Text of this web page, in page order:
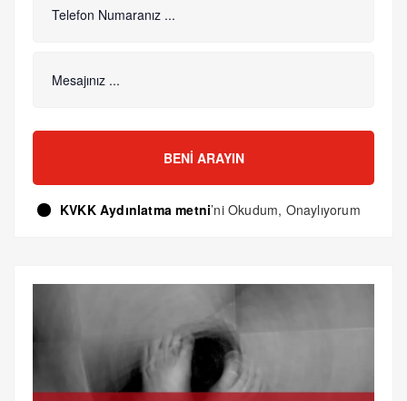
BENI ARAYIN
KVKK Aydınlatma metni’ni Okudum, Onaylıyorum